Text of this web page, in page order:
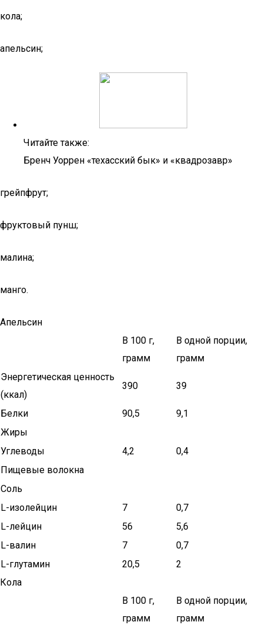
кола;
апельсин;
Читайте также:
Бренч Уоррен «техасский бык» и «квадрозавр»
грейпфрут;
фруктовый пунш;
малина;
манго.
Апельсин
В 100 г,
грамм
В одной порции,
грамм
Энергетическая ценность
(ккал)
390 39
Белки 90,5
9,1
Жиры
Углеводы
4,2
0,4
Пищевые волокна
Соль
L-изолейцин
7
0,7
L-лейцин
56
5,6
L-валин
7
0,7
L-глутамин
20,5
2
Кола
В 100 г,
грамм
В одной порции,
грамм